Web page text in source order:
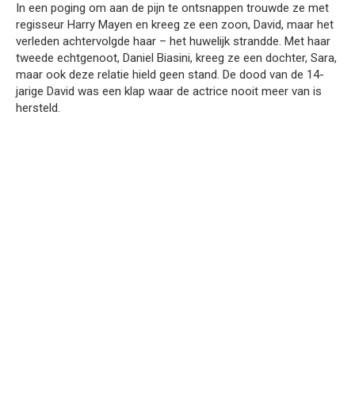
In een poging om aan de pijn te ontsnappen trouwde ze met
regisseur Harry Mayen en kreeg ze een zoon, David, maar het
verleden achtervolgde haar – het huwelijk strandde. Met haar
tweede echtgenoot, Daniel Biasini, kreeg ze een dochter, Sara,
maar ook deze relatie hield geen stand. De dood van de 14-
jarige David was een klap waar de actrice nooit meer van is
hersteld.